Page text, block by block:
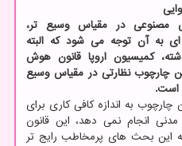
مصنوعی در مقیاس وسیع تر،
به آن توجه می شود که البته
کمیسیون اروپا قانون هوش
چارچوب نظارتی در مقیاس وسیع
است.
چارچوب به اندازه کافی کاری برای
انجام نمی دهد، این قانون
بحث های پرمخاطب رایج تر